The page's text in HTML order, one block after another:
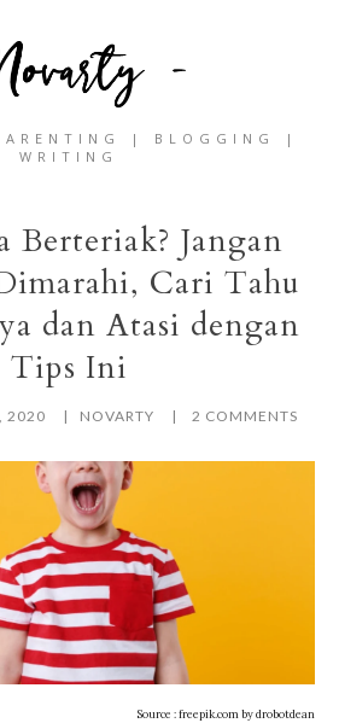
| BLOGGING |
WRITING
Berteriak? Jangan
Cari Tahu
dan Atasi dengan
Tips Ini
2020 NOVARTY 2 COMMENTS
Source : freepik.com by drobotdean